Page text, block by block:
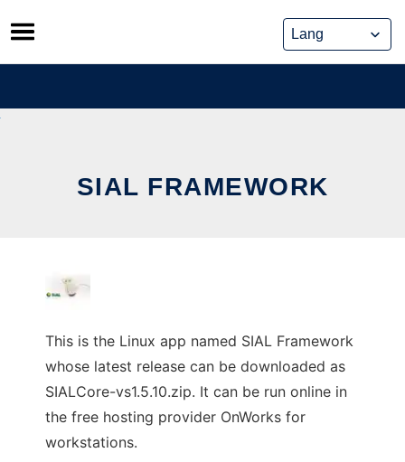
Skip
to
content
SIAL FRAMEWORK
This is the Linux app named SIAL Framework
whose latest release can be downloaded as
SIALCore-vs1.5.10.zip. It can be run online in
the free hosting provider OnWorks for
workstations.